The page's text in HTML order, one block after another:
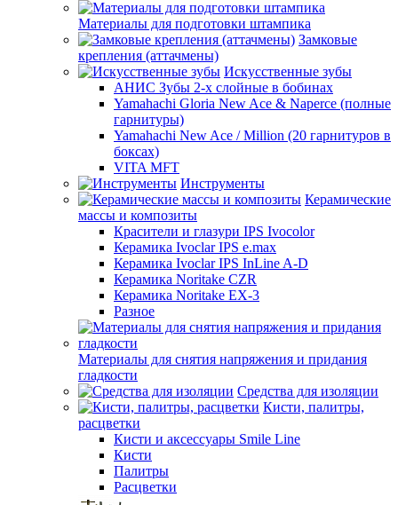
Материалы для подготовки штампика
Замковые
крепления (аттачмены)
Искусственные зубы
АНИС Зубы 2-х слойные в бобинах
Yamahachi Gloria New Ace & Naperce (полные
гарнитуры)
Yamahachi New Ace / Million (20 гарнитуров в
боксах)
VITA MFT
Инструменты
Керамические
массы и композиты
Красители и глазури IPS Ivocolor
Керамика Ivoclar IPS e.max
Керамика Ivoclar IPS InLine A-D
Керамика Noritake CZR
Керамика Noritake EX-3
Разное
Материалы для снятия напряжения и придания
гладкости
Средства для изоляции
Кисти, палитры,
расцветки
Кисти и аксессуары Smile Line
Кисти
Палитры
Расцветки